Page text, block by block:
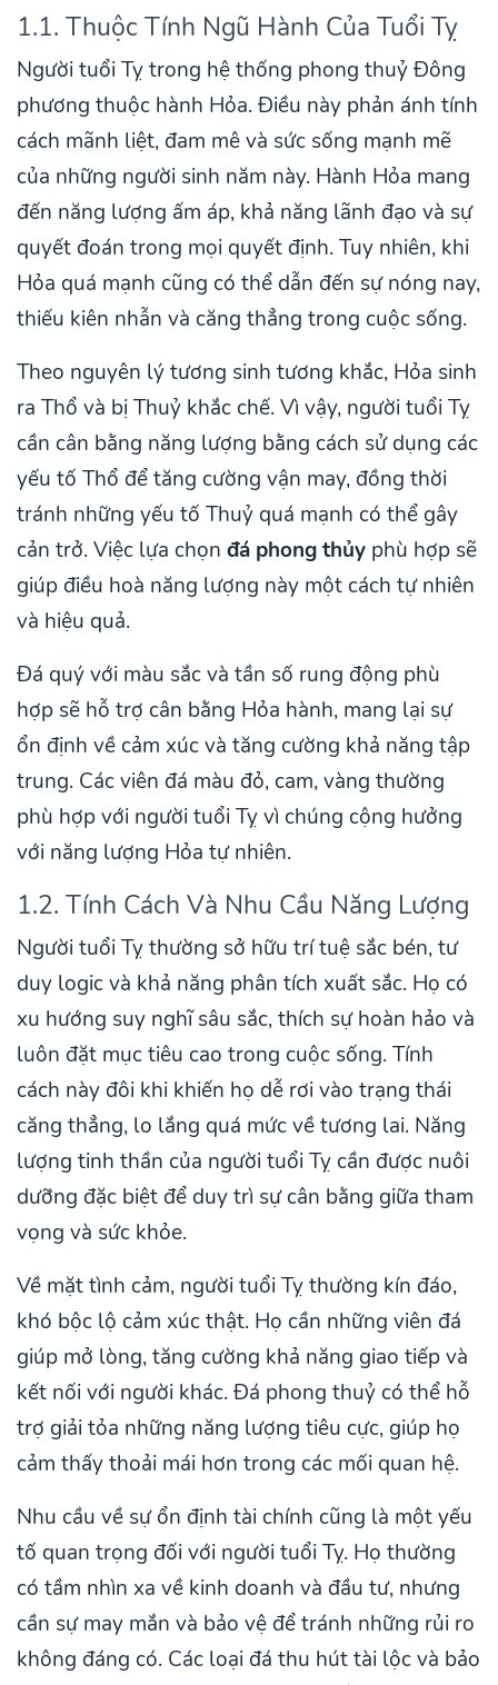
1.1. Thuộc Tính Ngũ Hành Của Tuổi Tỵ
Người tuổi Tỵ trong hệ thống phong thuỷ Đông
phương thuộc hành Hỏa. Điều này phản ánh tính
cách mãnh liệt, đam mê và sức sống mạnh mẽ
của những người sinh năm này. Hành Hỏa mang
đến năng lượng ấm áp, khả năng lãnh đạo và sự
quyết đoán trong mọi quyết định. Tuy nhiên, khi
Hỏa quá mạnh cũng có thể dẫn đến sự nóng nay,
thiếu kiên nhẫn và căng thẳng trong cuộc sống.
Theo nguyên lý tương sinh tương khắc, Hỏa sinh
ra Thổ và bị Thuỷ khắc chế. Vì vậy, người tuổi Tỵ
cần cân bằng năng lượng bằng cách sử dụng các
yếu tố Thổ để tăng cường vận may, đồng thời
tránh những yếu tố Thuỷ quá mạnh có thể gây
cản trở. Việc lựa chọn đá phong thủy phù hợp sẽ
giúp điều hoà năng lượng này một cách tự nhiên
và hiệu quả.
Đá quý với màu sắc và tần số rung động phù
hợp sẽ hỗ trợ cân bằng Hỏa hành, mang lại sự
ổn định về cảm xúc và tăng cường khả năng tập
trung. Các viên đá màu đỏ, cam, vàng thường
phù hợp với người tuổi Tỵ vì chúng cộng hưởng
với năng lượng Hỏa tự nhiên.
1.2. Tính Cách Và Nhu Cầu Năng Lượng
Người tuổi Tỵ thường sở hữu trí tuệ sắc bén, tư
duy logic và khả năng phân tích xuất sắc. Họ có
xu hướng suy nghĩ sâu sắc, thích sự hoàn hảo và
luôn đặt mục tiêu cao trong cuộc sống. Tính
cách này đôi khi khiến họ dễ rơi vào trạng thái
căng thẳng, lo lắng quá mức về tương lai. Năng
lượng tinh thần của người tuổi Tỵ cần được nuôi
dưỡng đặc biệt để duy trì sự cân bằng giữa tham
vọng và sức khỏe.
Về mặt tình cảm, người tuổi Tỵ thường kín đáo,
khó bộc lộ cảm xúc thật. Họ cần những viên đá
giúp mở lòng, tăng cường khả năng giao tiếp và
kết nối với người khác. Đá phong thuỷ có thể hỗ
trợ giải tỏa những năng lượng tiêu cực, giúp họ
cảm thấy thoải mái hơn trong các mối quan hệ.
Nhu cầu về sự ổn định tài chính cũng là một yếu
tố quan trọng đối với người tuổi Tỵ. Họ thường
có tầm nhìn xa về kinh doanh và đầu tư, nhưng
cần sự may mắn và bảo vệ để tránh những rủi ro
không đáng có. Các loại đá thu hút tài lộc và bảo